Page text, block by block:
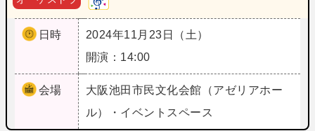
日時
2024年11月23日（土）
開演：14:00
会場 大阪池田市民文化会館（アゼリアホー
ル）・イベントスペース